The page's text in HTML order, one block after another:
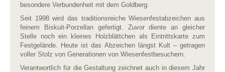
besondere Verbundenheit mit dem Goldberg.
Seit 1998 wird das traditionsreiche Wiesenfestabzeichen aus
feinem Biskuit-Porzellan gefertigt. Zuvor diente an gleicher
Stelle noch ein kleines Holzblättchen als Eintrittskarte zum
Festgelände. Heute ist das Abzeichen längst Kult – getragen
voller Stolz von Generationen von Wiesenfestbesuchern.
Verantwortlich für die Gestaltung zeichnet auch in diesem Jahr